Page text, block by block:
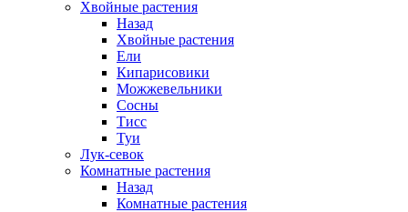
Хвойные растения
Назад
Хвойные растения
Ели
Кипарисовики
Можжевельники
Сосны
Тисс
Туи
Лук-севок
Комнатные растения
Назад
Комнатные растения